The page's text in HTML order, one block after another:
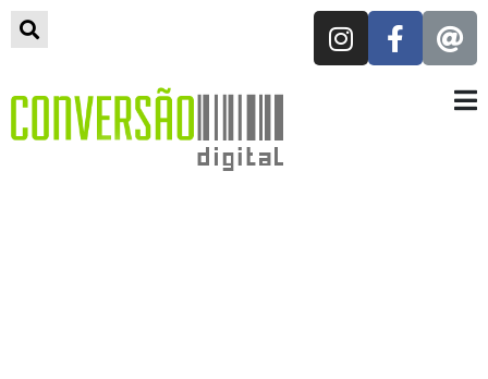
LANÇAMENTO!
Ebook "Panorama dos
Comunicadores Cristãos no
Brasil" - Uma pesquisa
exclusiva CD!